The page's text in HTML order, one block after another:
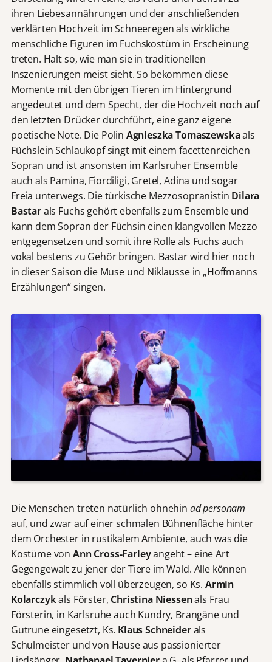
ihren Liebesannährungen und der anschließenden
verklärten Hochzeit im Schneeregen als wirkliche
menschliche Figuren im Fuchskostüm in Erscheinung
treten. Halt so, wie man sie in traditionellen
Inszenierungen meist sieht. So bekommen diese
Momente mit den übrigen Tieren im Hintergrund
angedeutet und dem Specht, der die Hochzeit noch auf
den letzten Drücker durchführt, eine ganz eigene
poetische Note. Die Polin Agnieszka Tomaszewskaals
Füchslein Schlaukopf singt mit einem facettenreichen
Sopran und ist ansonsten im Karlsruher Ensemble
auch als Pamina, Fiordiligi, Gretel, Adina und sogar
Freia unterwegs. Die türkische Mezzosopranistin Dilara
Bastarals Fuchs gehört ebenfalls zum Ensemble und
kann dem Sopran der Füchsin einen klangvollen Mezzo
entgegensetzen und somit ihre Rolle als Fuchs auch
vokal bestens zu Gehör bringen. Bastar wird hier noch
in dieser Saison die Muse und Niklausse in „Hoffmanns
Erzählungen“ singen.
Die Menschen treten natürlich ohnehin ad personam
auf, und zwar auf einer schmalen Bühnenfläche hinter
dem Orchester in rustikalem Ambiente, auch was die
Kostüme von Ann Cross-Farleyangeht – eine Art
Gegengewalt zu jener der Tiere im Wald. Alle können
ebenfalls stimmlich voll überzeugen, so Ks. Armin
Kolarczykals Förster, Christina Niessenals Frau
Försterin, in Karlsruhe auch Kundry, Brangäne und
Gutrune eingesetzt, Ks. Klaus Schneiderals
Schulmeister und von Hause aus passionierter